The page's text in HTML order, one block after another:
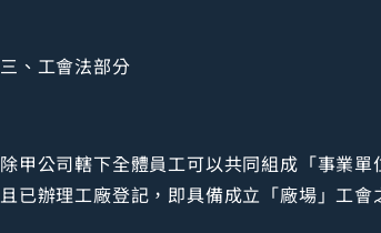
三、工會法部分
除甲公司轄下全體員工可以共同組成「事業
且已辦理工廠登記，即具備成立「廠場」工會